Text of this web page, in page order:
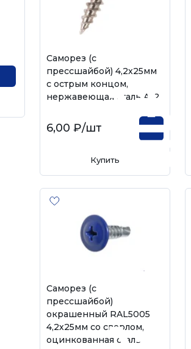
Саморез (с
прессшайбой) 4,2х25мм
с острым концом,
нержавеющая сталь А-2
6,00 ₽/шт
Купить
Саморез (с
прессшайбой)
окрашенный RAL5005
4,2х25мм со сверлом,
оцинкованная сталь